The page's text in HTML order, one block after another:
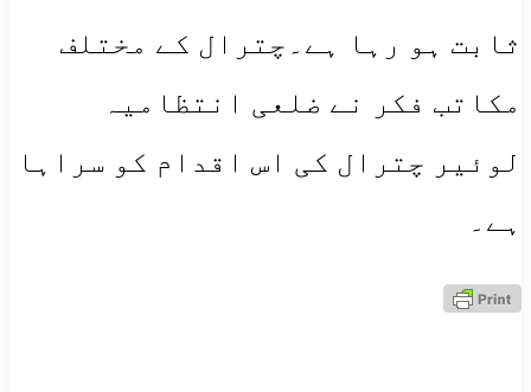
ثابت ہو رہا ہے۔چترال کے مختلف
مکاتب فکر نے ضلعی انتظامیہ
لوئیر چترال کی اس اقدام کو سراہا
ہے۔